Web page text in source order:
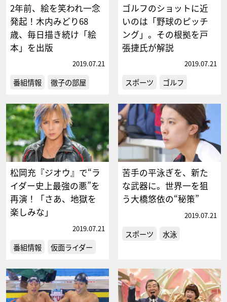
2年前、絵を笑われ一念
発起！木内みどり68
歳、毎日描き続け「絵
本」を出版
2019.07.21
番組情報 徹子の部屋
ゴルフのショットに近
いのは「野球のピッチ
ング」。その根拠を戸
張捷氏が解説
2019.07.21
スポーツ ゴルフ
松岡充『ジオウ』で“ラ
イダー史上最強の悪”を
再演！「さあ、地獄を
楽しみな」
2019.07.21
番組情報 仮面ライダー
苦手の平泳ぎを、新た
な武器に。世界一を狙
う大橋悠依の“秘策”
2019.07.21
スポーツ 水泳